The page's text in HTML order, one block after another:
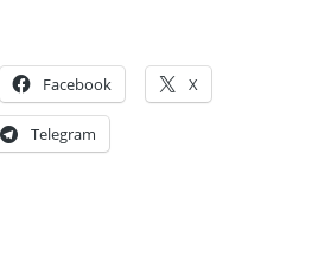
Facebook X
Telegram